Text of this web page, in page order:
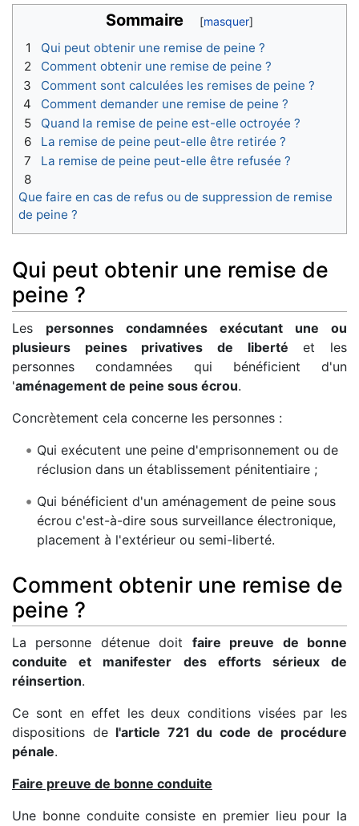
Sommaire
1
Qui peut obtenir une remise de peine ?
2
Comment obtenir une remise de peine ?
3
Comment sont calculées les remises de peine ?
4
Comment demander une remise de peine ?
5
Quand la remise de peine est-elle octroyée ?
6
La remise de peine peut-elle être retirée ?
7
La remise de peine peut-elle être refusée ?
8
Que faire en cas de refus ou de suppression de remise
de peine ?
Qui peut obtenir une remise de
peine ?
Les personnes condamnées exécutant une ou
plusieurs peines privatives de liberté et les
personnes condamnées qui bénéficient d'un
'aménagement de peine sous écrou.
Concrètement cela concerne les personnes :
Qui exécutent une peine d'emprisonnement ou de
réclusion dans un établissement pénitentiaire ;
Qui bénéficient d'un aménagement de peine sous
écrou c'est-à-dire sous surveillance électronique,
placement à l'extérieur ou semi-liberté.
Comment obtenir une remise de
peine ?
La personne détenue doit faire preuve de bonne
conduite et manifester des efforts sérieux de
réinsertion.
Ce sont en effet les deux conditions visées par les
dispositions de l'article 721 du code de procédure
pénale.
Faire preuve de bonne conduite
Une bonne conduite consiste en premier lieu pour la